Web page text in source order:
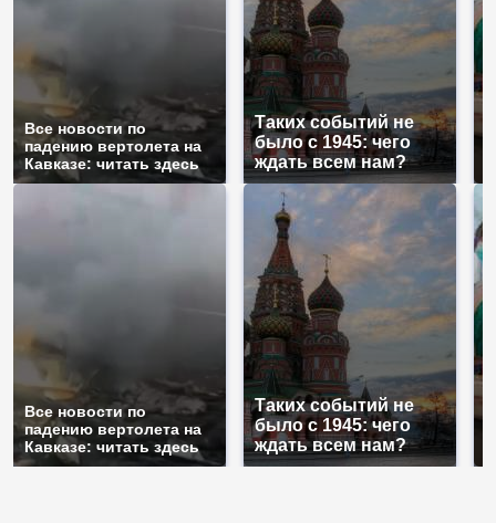
Все новости по
падению вертолета на
Кавказе: читать здесь
Таких событий не
было с 1945: чего
ждать всем нам?
Все новости по
падению вертолета на
Кавказе: читать здесь
Таких событий не
было с 1945: чего
ждать всем нам?